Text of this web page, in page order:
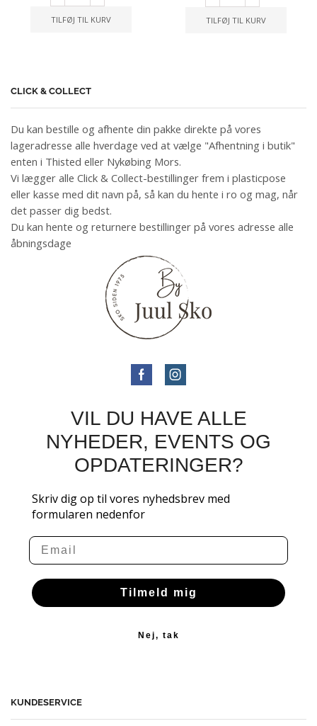
TILFØJ TIL KURV TILFØJ TIL KURV
CLICK & COLLECT
Du kan bestille og afhente din pakke direkte på vores
lageradresse alle hverdage ved at vælge "Afhentning i butik"
enten i Thisted eller Nykøbing Mors.
Vi lægger alle Click & Collect-bestillinger frem i plasticpose
eller kasse med dit navn på, så kan du hente i ro og mag, når
det passer dig bedst.
Du kan hente og returnere bestillinger på vores adresse alle
åbningsdage
VIL DU HAVE ALLE
NYHEDER, EVENTS OG
OPDATERINGER?
Skriv dig op til vores nyhedsbrev med
formularen nedenfor
Email
Tilmeld mig
Nej, tak
KUNDESERVICE